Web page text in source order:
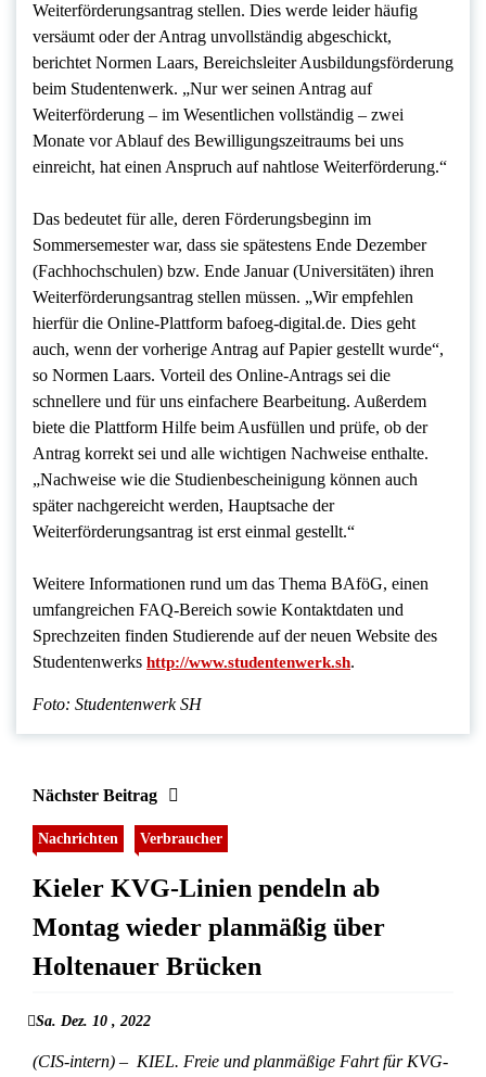
Weiterförderungsantrag stellen. Dies werde leider häufig
versäumt oder der Antrag unvollständig abgeschickt,
berichtet Normen Laars, Bereichsleiter Ausbildungsförderung
beim Studentenwerk. „Nur wer seinen Antrag auf
Weiterförderung – im Wesentlichen vollständig – zwei
Monate vor Ablauf des Bewilligungszeitraums bei uns
einreicht, hat einen Anspruch auf nahtlose Weiterförderung.“
Das bedeutet für alle, deren Förderungsbeginn im
Sommersemester war, dass sie spätestens Ende Dezember
(Fachhochschulen) bzw. Ende Januar (Universitäten) ihren
Weiterförderungsantrag stellen müssen. „Wir empfehlen
hierfür die Online-Plattform bafoeg-digital.de. Dies geht
auch, wenn der vorherige Antrag auf Papier gestellt wurde“,
so Normen Laars. Vorteil des Online-Antrags sei die
schnellere und für uns einfachere Bearbeitung. Außerdem
biete die Plattform Hilfe beim Ausfüllen und prüfe, ob der
Antrag korrekt sei und alle wichtigen Nachweise enthalte.
„Nachweise wie die Studienbescheinigung können auch
später nachgereicht werden, Hauptsache der
Weiterförderungsantrag ist erst einmal gestellt.“
Weitere Informationen rund um das Thema BAföG, einen
umfangreichen FAQ-Bereich sowie Kontaktdaten und
Sprechzeiten finden Studierende auf der neuen Website des
Studentenwerks http://www.studentenwerk.sh.
Foto: Studentenwerk SH
Nächster Beitrag
Nachrichten Verbraucher
Kieler KVG-Linien pendeln ab
Montag wieder planmäßig über
Holtenauer Brücken
Sa. Dez. 10 , 2022
(CIS-intern) – KIEL. Freie und planmäßige Fahrt für KVG-